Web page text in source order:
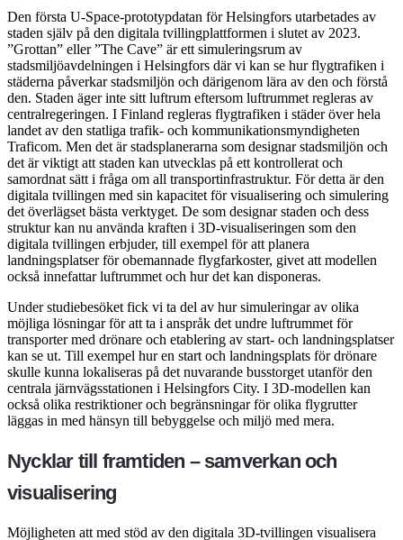
Den första U-Space-prototypdatan för Helsingfors utarbetades av
staden själv på den digitala tvillingplattformen i slutet av 2023.
”Grottan” eller ”The Cave” är ett simuleringsrum av
stadsmiljöavdelningen i Helsingfors där vi kan se hur flygtrafiken i
städerna påverkar stadsmiljön och därigenom lära av den och förstå
den. Staden äger inte sitt luftrum eftersom luftrummet regleras av
centralregeringen. I Finland regleras flygtrafiken i städer över hela
landet av den statliga trafik- och kommunikationsmyndigheten
Traficom. Men det är stadsplanerarna som designar stadsmiljön och
det är viktigt att staden kan utvecklas på ett kontrollerat och
samordnat sätt i fråga om all transportinfrastruktur. För detta är den
digitala tvillingen med sin kapacitet för visualisering och simulering
det överlägset bästa verktyget. De som designar staden och dess
struktur kan nu använda kraften i 3D-visualiseringen som den
digitala tvillingen erbjuder, till exempel för att planera
landningsplatser för obemannade flygfarkoster, givet att modellen
också innefattar luftrummet och hur det kan disponeras.
Under studiebesöket fick vi ta del av hur simuleringar av olika
möjliga lösningar för att ta i anspråk det undre luftrummet för
transporter med drönare och etablering av start- och landningsplatser
kan se ut. Till exempel hur en start och landningsplats för drönare
skulle kunna lokaliseras på det nuvarande busstorget utanför den
centrala järnvägsstationen i Helsingfors City. I 3D-modellen kan
också olika restriktioner och begränsningar för olika flygrutter
läggas in med hänsyn till bebyggelse och miljö med mera.
Nycklar till framtiden – samverkan och
visualisering
Möjligheten att med stöd av den digitala 3D-tvillingen visualisera